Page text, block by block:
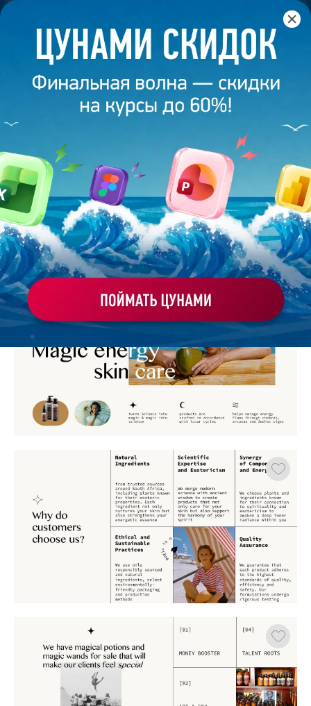
Главная /Банк слайдов / Презентация 375 – Ксения
ПРЕЗЕНТАЦИЯ 375 - КСЕНИЯ
ТИМОФЕЕВА
Моё избранное
Работа
студента
ХОЧУ ЗАКАЗАТЬ ТАКУЮ ПРЕЗЕНТАЦИЮ